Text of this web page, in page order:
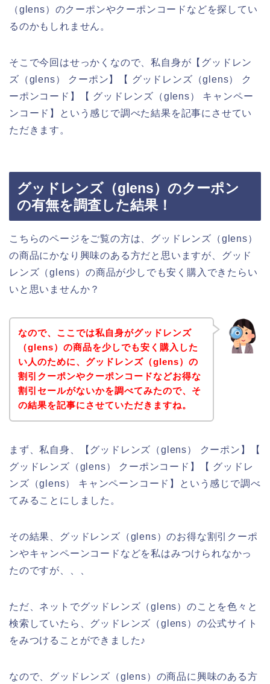
（glens）のクーポンやクーポンコードなどを探してい
るのかもしれません。
そこで今回はせっかくなので、私自身が【グッドレン
ズ（glens） クーポン】【 グッドレンズ（glens） ク
ーポンコード】【 グッドレンズ（glens） キャンペー
ンコード】という感じで調べた結果を記事にさせてい
ただきます。
グッドレンズ（glens）のクーポン
の有無を調査した結果！
こちらのページをご覧の方は、グッドレンズ（glens）
の商品にかなり興味のある方だと思いますが、グッド
レンズ（glens）の商品が少しでも安く購入できたらい
いと思いませんか？
なので、ここでは私自身がグッドレンズ
（glens）の商品を少しでも安く購入した
い人のために、グッドレンズ（glens）の
割引クーポンやクーポンコードなどお得な
割引セールがないかを調べてみたので、そ
の結果を記事にさせていただきますね。
まず、私自身、【グッドレンズ（glens） クーポン】【
グッドレンズ（glens） クーポンコード】【 グッドレ
ンズ（glens） キャンペーンコード】という感じで調べ
てみることにしました。
その結果、グッドレンズ（glens）のお得な割引クーポ
ンやキャンペーンコードなどを私はみつけられなかっ
たのですが、、、
ただ、ネットでグッドレンズ（glens）のことを色々と
検索していたら、グッドレンズ（glens）の公式サイト
をみつけることができました♪
なので、グッドレンズ（glens）の商品に興味のある方